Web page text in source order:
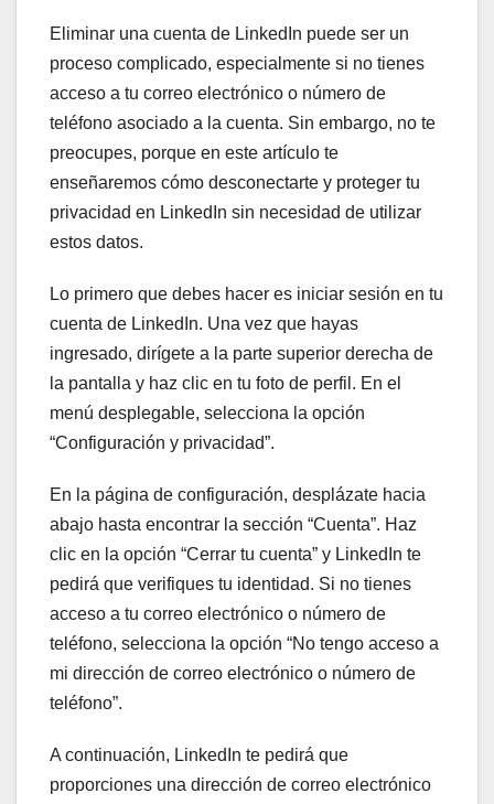
Eliminar una cuenta de LinkedIn puede ser un
proceso complicado, especialmente si no tienes
acceso a tu correo electrónico o número de
teléfono asociado a la cuenta. Sin embargo, no te
preocupes, porque en este artículo te
enseñaremos cómo desconectarte y proteger tu
privacidad en LinkedIn sin necesidad de utilizar
estos datos.
Lo primero que debes hacer es iniciar sesión en tu
cuenta de LinkedIn. Una vez que hayas
ingresado, dirígete a la parte superior derecha de
la pantalla y haz clic en tu foto de perfil. En el
menú desplegable, selecciona la opción
“Configuración y privacidad”.
En la página de configuración, desplázate hacia
abajo hasta encontrar la sección “Cuenta”. Haz
clic en la opción “Cerrar tu cuenta” y LinkedIn te
pedirá que verifiques tu identidad. Si no tienes
acceso a tu correo electrónico o número de
teléfono, selecciona la opción “No tengo acceso a
mi dirección de correo electrónico o número de
teléfono”.
A continuación, LinkedIn te pedirá que
proporciones una dirección de correo electrónico